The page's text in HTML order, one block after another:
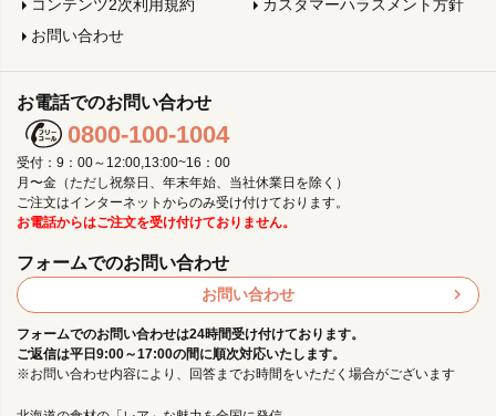
コンテンツ2次利用規約
カスタマーハラスメント方針
お問い合わせ
お電話でのお問い合わせ
0800-100-1004
受付：9：00～12:00,13:00~16：00
月〜金（ただし祝祭日、年末年始、当社休業日を除く）
ご注文はインターネットからのみ受け付けております。
お電話からはご注文を受け付けておりません。
フォームでのお問い合わせ
お問い合わせ
フォームでのお問い合わせは24時間受け付けております。
ご返信は平日9:00～17:00の間に順次対応いたします。
※お問い合わせ内容により、回答までお時間をいただく場合がございます